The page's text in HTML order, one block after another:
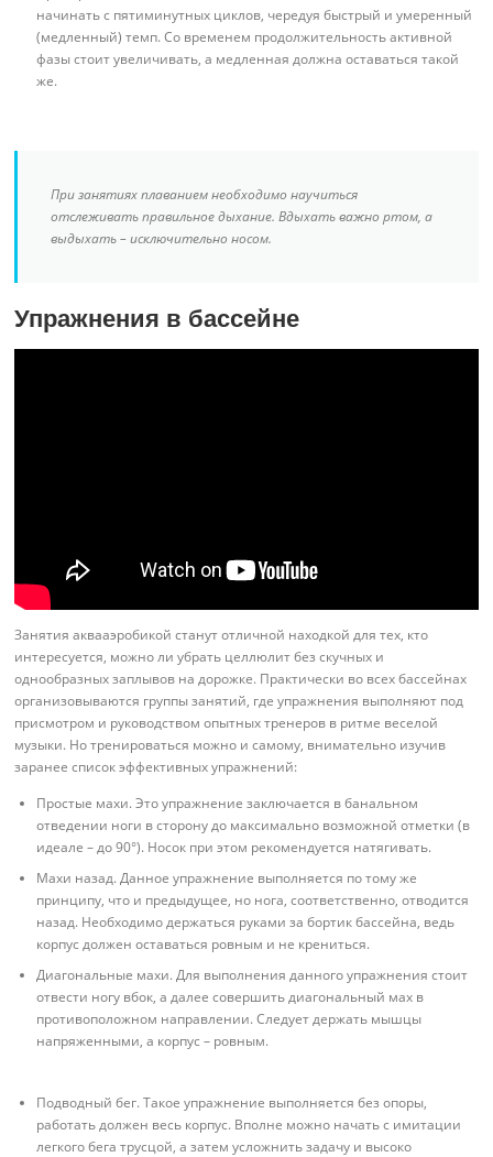
начинать с пятиминутных циклов, чередуя быстрый и умеренный
(медленный) темп. Со временем продолжительность активной
фазы стоит увеличивать, а медленная должна оставаться такой
же.
При занятиях плаванием необходимо научиться
отслеживать правильное дыхание. Вдыхать важно ртом, а
выдыхать – исключительно носом.
Упражнения в бассейне
Занятия аквааэробикой станут отличной находкой для тех, кто
интересуется, можно ли убрать целлюлит без скучных и
однообразных заплывов на дорожке. Практически во всех бассейнах
организовываются группы занятий, где упражнения выполняют под
присмотром и руководством опытных тренеров в ритме веселой
музыки. Но тренироваться можно и самому, внимательно изучив
заранее список эффективных упражнений:
Простые махи. Это упражнение заключается в банальном
отведении ноги в сторону до максимально возможной отметки (в
идеале – до 90°). Носок при этом рекомендуется натягивать.
Махи назад. Данное упражнение выполняется по тому же
принципу, что и предыдущее, но нога, соответственно, отводится
назад. Необходимо держаться руками за бортик бассейна, ведь
корпус должен оставаться ровным и не крениться.
Диагональные махи. Для выполнения данного упражнения стоит
отвести ногу вбок, а далее совершить диагональный мах в
противоположном направлении. Следует держать мышцы
напряженными, а корпус – ровным.
Подводный бег. Такое упражнение выполняется без опоры,
работать должен весь корпус. Вполне можно начать с имитации
легкого бега трусцой, а затем усложнить задачу и высоко